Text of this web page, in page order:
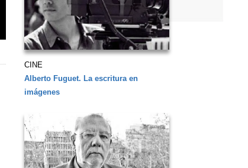
CINE
Alberto Fuguet. La escritura en
imágenes